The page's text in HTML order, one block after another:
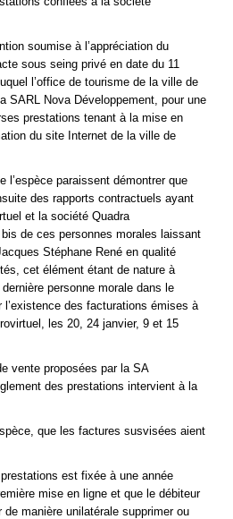
soumise à l’appréciation du
sous seing privé en date du 11
l’office de tourisme de la ville de
SARL Nova Développement, pour une
prestations tenant à la mise en
du site Internet de la ville de
l’espèce paraissent démontrer que
des rapports contractuels ayant
et la société Quadra
de ces personnes morales laissant
Stéphane René en qualité
cet élément étant de nature à
personne morale dans le
des facturations émises à
les 20, 24 janvier, 9 et 15
vente proposées par la SA
des prestations intervient à la
que les factures susvisées aient
est fixée à une année
mise en ligne et que le débiteur
de manière unilatérale supprimer ou